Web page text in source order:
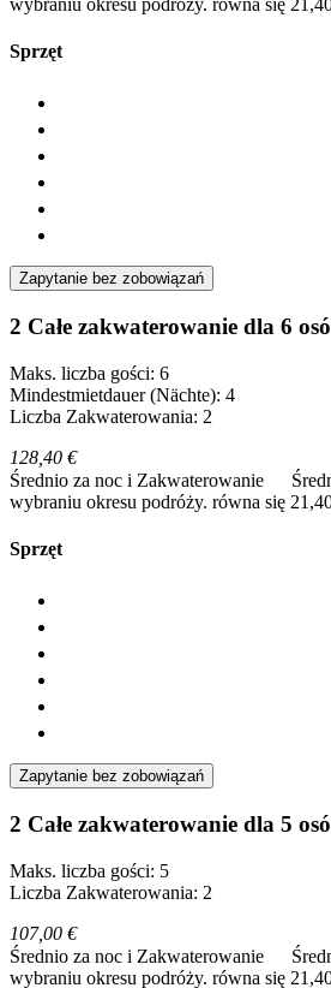
Sprzęt
Zapytanie bez zobowiązań
2 Całe zakwaterowanie dla 6
Maks. liczba gości: 6
Mindestmietdauer (Nächte): 4
Liczba Zakwaterowania: 2
128,40 €
Średnio za noc i Zakwaterowanie
wybraniu okresu podróży. równa się
Sprzęt
Zapytanie bez zobowiązań
2 Całe zakwaterowanie dla 5
Maks. liczba gości: 5
Liczba Zakwaterowania: 2
107,00 €
Średnio za noc i Zakwaterowanie
wybraniu okresu podróży. równa się